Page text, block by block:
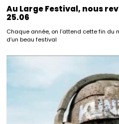
Au Large Festival, nous
25.06
Chaque année, on l’attend cette fin
d’un beau festival